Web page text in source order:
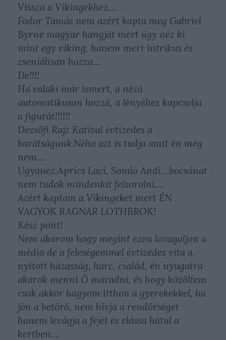
Vissza a Vikingekhez.....
Fodor Tamás nem azért kapta meg Gabriel
Byrne magyar hangját mert úgy néz ki
mint egy viking, hanem mert intrikus és
zseniálisan hozza....
De!!!!
Ha valaki már ismert, a néző
automatikusan hozzá, a lényéhez kapcsolja
a figurát!!!!!!
Dezsőfi Rajz Katival évtizedes a
barátságunk.Néha azt is tudja amit én még
nem....
Ugyanez:Aprics Laci, Somló Andi....bocsánat
nem tudok mindenkit felsorolni....
Azért kaptam a Vikingeket mert ÉN
VAGYOK RAGNAR LOTHBROK!
Kész pont!
Nem akarom hogy megint ezen lovagoljon a
média de a feleségemmel évtizedes vita a
nyitott házasság, harc, család, én nyugatra
akarok menni Ő maradni, és hogy közöltem
csak akkor hagyom itthon a gyerekekkel, ha
jön a betörő, nem hívja a rendőrséget
hanem levágja a fejét és elássa hátul a
kertben....